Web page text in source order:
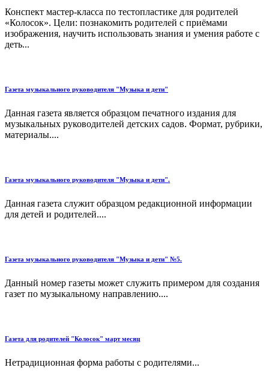
Конспект мастер-класса по тестопластике для родителей
«Колосок». Цели: познакомить родителей с приёмами
изображения, научить использовать знания и умения работе с
деть...
Газета музыкального руководителя "Музыка и дети"
Данная газета является образцом печатного издания для
музыкальных руководителей детских садов. Формат, рубрики,
материалы....
Газета музыкального руководителя "Музыка и дети".
Данная газета служит образцом редакционной информации
для детей и родителей....
Газета музыкального руководителя "Музыка и дети" №5.
Данный номер газеты может служить примером для создания
газет по музыкальному направлению....
Газета для родителей "Колосок" март месяц
Нетрадиционная форма работы с родителями...